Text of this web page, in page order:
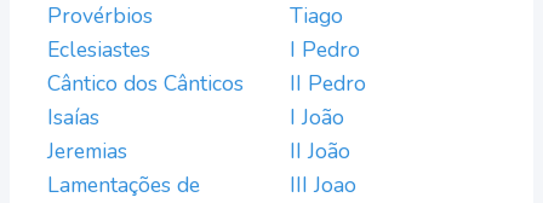
Provérbios
Eclesiastes
Cântico dos Cânticos
Isaías
Jeremias
Lamentações de
Tiago
I Pedro
II Pedro
I João
II João
III Joao